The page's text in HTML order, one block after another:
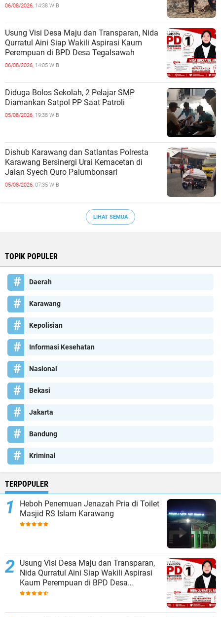
06/08/2026, 14:38 WIB
Usung Visi Desa Maju dan Transparan, Nida
Qurratul Aini Siap Wakili Aspirasi Kaum
Perempuan di BPD Desa Tegalsawah
06/08/2026, 14:05 WIB
Diduga Bolos Sekolah, 2 Pelajar SMP
Diamankan Satpol PP Saat Patroli
05/08/2026, 19:38 WIB
Dishub Karawang dan Satlantas Polresta
Karawang Bersinergi Urai Kemacetan di
Jalan Syech Quro Palumbonsari
05/08/2026, 07:35 WIB
LIHAT SEMUA
TOPIK POPULER
Daerah
Karawang
Kepolisian
Informasi Kesehatan
Nasional
Bekasi
Jakarta
Bandung
Kriminal
TERPOPULER
Heboh Penemuan Jenazah Pria di Toilet
Masjid RS Islam Karawang
Usung Visi Desa Maju dan Transparan,
Nida Qurratul Aini Siap Wakili Aspirasi
Kaum Perempuan di BPD Desa
Tegalsawah